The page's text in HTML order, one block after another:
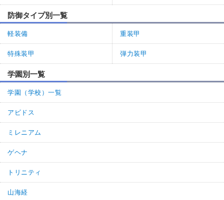
防御タイプ別一覧
軽装備 重装甲
特殊装甲 弾力装甲
学園別一覧
学園（学校）一覧
アビドス
ミレニアム
ゲヘナ
トリニティ
山海経